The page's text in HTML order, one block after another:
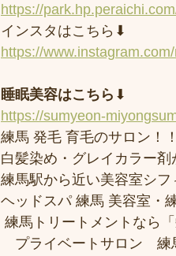
https://
インスタはこちら⬇︎
https://
睡眠美容はこちら ⬇︎
https://sumyeon-
練馬 発毛 育毛のサロン！
白髪染め・グレイカラー
練馬駅から近い美容室シ
ヘッドスパ 練馬 美容室・
練馬トリートメントなら
プライベートサロン　練